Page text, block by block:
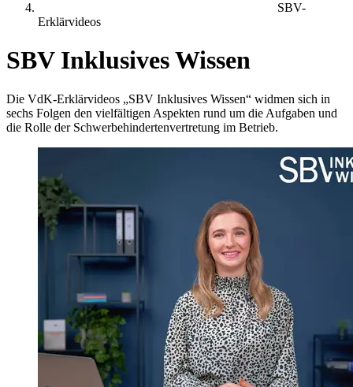
SBV-
Erklärvideos
SBV Inklusives Wissen
Die VdK-Erklärvideos „SBV Inklusives Wissen“ widmen sich in
sechs Folgen den vielfältigen Aspekten rund um die Aufgaben und
die Rolle der Schwerbehindertenvertretung im Betrieb.